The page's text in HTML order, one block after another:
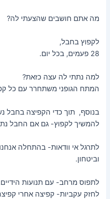
מה אתם חושבים שהצעתי לה?
לקפוץ בחבל,
28 פעמים, בכל יום.
למה נתתי לה עצה כזאת?
המתח הגופני משתחרר עם כל
בנוסף, תוך כדי הקפיצה בחבל
להמשיך לקפוץ- גם אם החבל
לתרגל אי וודאות- בהתחלה
וביטחון.
לתפוס מרחב- עם תנועות
לחזק עקביות- קפיצה אחרי